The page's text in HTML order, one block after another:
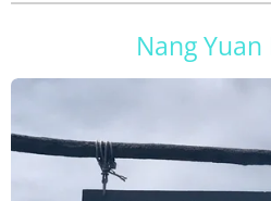
Nang